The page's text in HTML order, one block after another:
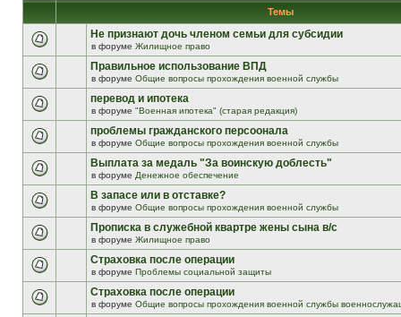
Темы
Не признают дочь членом семьи для субсидии
в форуме Жилищное право
Правильное использование ВПД
в форуме Общие вопросы прохождения военной службы
перевод и ипотека
в форуме "Военная ипотека" (старая редакция)
проблемы гражданского персоонала
в форуме Общие вопросы прохождения военной службы
Выплата за медаль "За воинскую доблесть"
в форуме Денежное обеспечение
В запасе или в отставке?
в форуме Общие вопросы прохождения военной службы
Прописка в служебной квартре жены сына в/с
в форуме Жилищное право
Страховка после операции
в форуме Проблемы социальной защиты
Страховка после операции
в форуме Общие вопросы прохождения военной службы